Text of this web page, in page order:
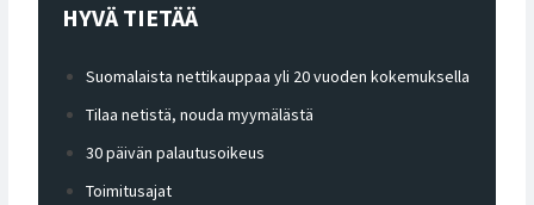
HYVÄ TIETÄÄ
Suomalaista nettikauppaa yli 20 vuoden kokemuksella
Tilaa netistä, nouda myymälästä
30 päivän palautusoikeus
Toimitusajat